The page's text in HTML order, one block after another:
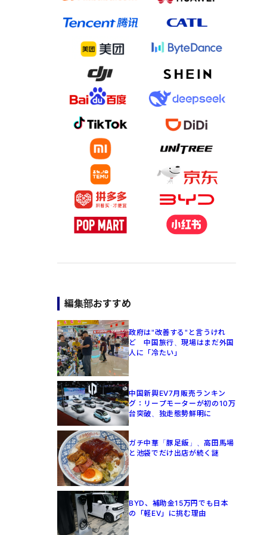
編集部おすすめ
政府は"改善する"と言うけれ
ど 中国旅行、現場はまだ外国
人に「冷たい」
中国新興EV7月販売ランキン
グ：リープモーターが初の10万
台突破、独走態勢鮮明に
ガチ中華「豚足飯」、高田馬場
と池袋でだけ出店が続く謎
BYD、補助金15万円でも日本
の「軽EV」に挑む理由